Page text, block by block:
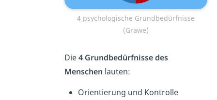
4 psychologische Grundbedürfnisse
(Grawe)
Die4 Grundbedürfnisse des
Menschen lauten:
Orientierung und Kontrolle